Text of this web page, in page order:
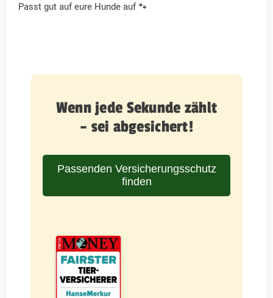
Passt gut auf eure Hunde auf 🐾
Wenn jede Sekunde zählt
– sei abgesichert!
Passenden Versicherungsschutz
finden